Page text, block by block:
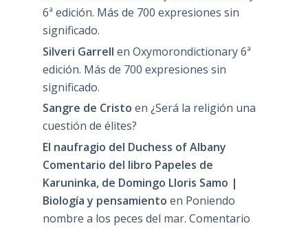
6ª edición. Más de 700 expresiones sin
significado.
Silveri Garrell en Oxymorondictionary 6ª
edición. Más de 700 expresiones sin
significado.
Sangre de Cristo en ¿Será la religión una
cuestión de élites?
El naufragio del Duchess of Albany
Comentario del libro Papeles de
Karuninka, de Domingo Lloris Samo |
Biología y pensamiento en Poniendo
nombre a los peces del mar. Comentario